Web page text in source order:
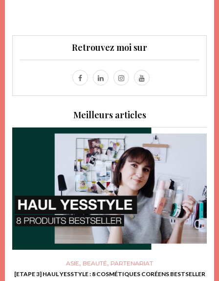
Retrouvez moi sur
Meilleurs articles
ASIE, BEAUTÉ, PARTENARIAT
[ETAPE 3] HAUL YESSTYLE : 8 COSMÉTIQUES CORÉENS BESTSELLER